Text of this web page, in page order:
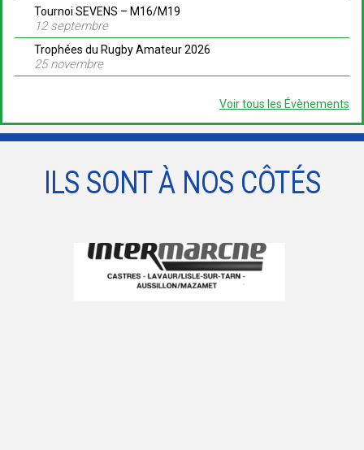
Tournoi SEVENS – M16/M19
12 septembre
Trophées du Rugby Amateur 2026
25 novembre
Voir tous les Évènements
ILS SONT À NOS CÔTÉS